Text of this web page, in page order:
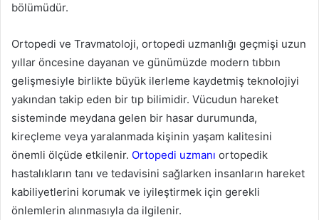
bölümüdür.
Ortopedi ve Travmatoloji, ortopedi uzmanlığı geçmişi uzun
yıllar öncesine dayanan ve günümüzde modern tıbbın
gelişmesiyle birlikte büyük ilerleme kaydetmiş teknolojiyi
yakından takip eden bir tıp bilimidir. Vücudun hareket
sisteminde meydana gelen bir hasar durumunda,
kireçleme veya yaralanmada kişinin yaşam kalitesini
önemli ölçüde etkilenir. Ortopedi uzmanı ortopedik
hastalıkların tanı ve tedavisini sağlarken insanların hareket
kabiliyetlerini korumak ve iyileştirmek için gerekli
önlemlerin alınmasıyla da ilgilenir.